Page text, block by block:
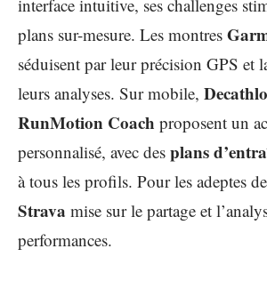
interface intuitive, ses challenges
plans sur-mesure. Les montres
séduisent par leur précision GPS et
leurs analyses. Sur mobile,
RunMotion Coach proposent un
personnalisé, avec des plans
à tous les profils. Pour les adeptes
Strava mise sur le partage et
performances.